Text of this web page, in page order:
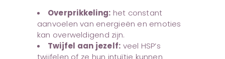
Overprikkeling: het constant
aanvoelen van energieën en emoties
kan overweldigend zijn.
Twijfel aan jezelf: veel HSP’s
twijfelen of ze hun intuïtie kunnen